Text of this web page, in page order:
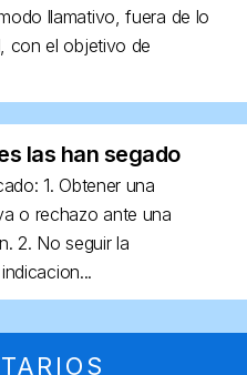
llamativo, fuera de lo
con el objetivo de
las han segado
1. Obtener una
o rechazo ante una
2. No seguir la